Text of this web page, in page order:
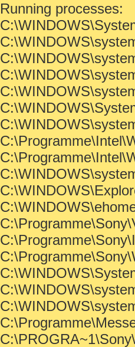
Running processes: